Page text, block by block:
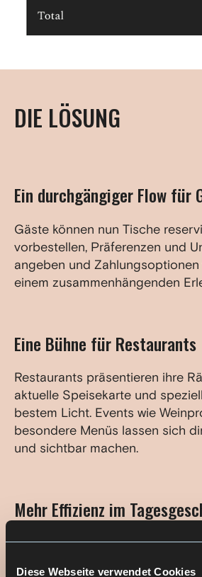
Diese Webseite verwendet Cookies
DIE LÖSUNG
Ein durchgängiger Flow für
Gäste können nun Tische
vorbestellen, Präferenzen und
angeben und Zahlungsoptionen
einem zusammenhängenden
Eine Bühne für Restaurants
Restaurants präsentieren ihre
aktuelle Speisekarte und
bestem Licht. Events wie
besondere Menüs lassen sich
und sichtbar machen.
Mehr Effizienz im
Die Anwendung bringt